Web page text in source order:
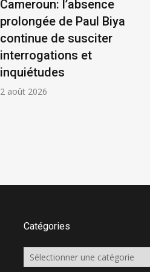
Cameroun: l’absence
prolongée de Paul Biya
continue de susciter
interrogations et
inquiétudes
2 août 2026
Catégories
Catégories